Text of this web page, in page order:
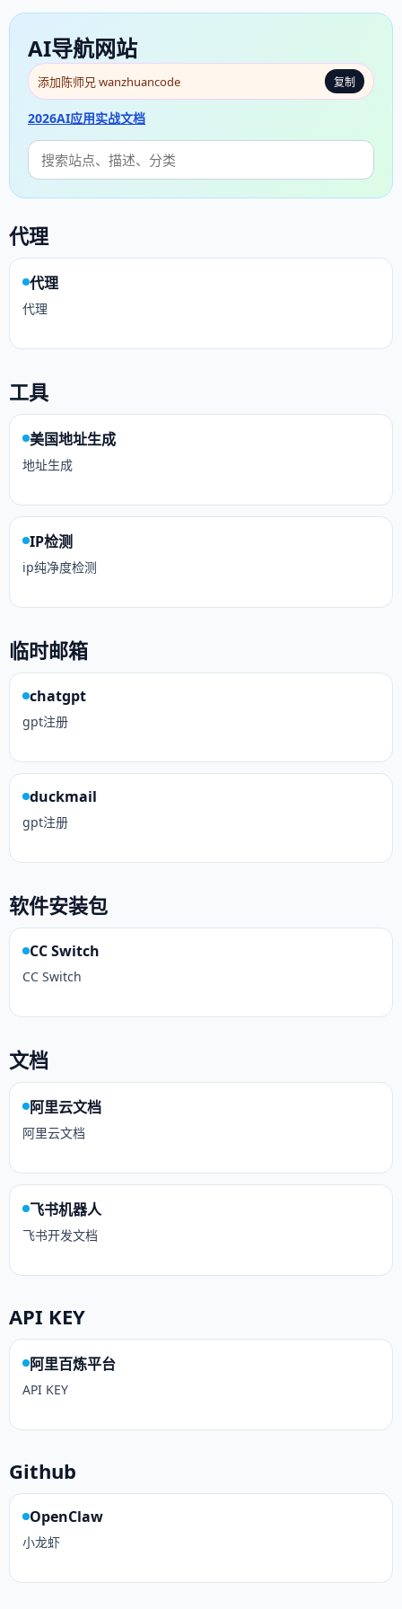
AI导航网站
添加陈师兄 wanzhuancode 复制
2026AI应用实战文档
代理
代理
代理
工具
美国地址生成
地址生成
IP检测
ip纯净度检测
临时邮箱
chatgpt
gpt注册
duckmail
gpt注册
软件安装包
CC Switch
CC Switch
文档
阿里云文档
阿里云文档
飞书机器人
飞书开发文档
API KEY
阿里百炼平台
API KEY
Github
OpenClaw
小龙虾